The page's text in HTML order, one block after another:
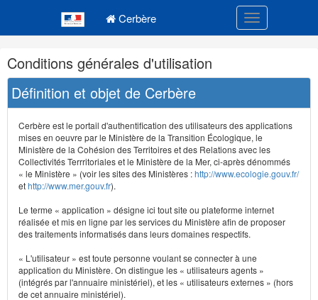
Cerbère Toggle
Navigation
et
outils
annexes
Conditions générales d'utilisation
Définition et objet de Cerbère
Cerbère est le portail d'authentification des utilisateurs des applications
mises en oeuvre par le Ministère de la Transition Écologique, le
Ministère de la Cohésion des Territoires et des Relations avec les
Collectivités Terrritoriales et le Ministère de la Mer, ci-après dénommés
« le Ministère » (voir les sites des Ministères :http://www.ecologie.gouv.fr/
ethttp://www.mer.gouv.fr).
Le terme « application » désigne ici tout site ou plateforme internet
réalisée et mis en ligne par les services du Ministère afin de proposer
des traitements informatisés dans leurs domaines respectifs.
« L'utilisateur » est toute personne voulant se connecter à une
application du Ministère. On distingue les « utilisateurs agents »
(intégrés par l'annuaire ministériel), et les « utilisateurs externes » (hors
de cet annuaire ministériel).